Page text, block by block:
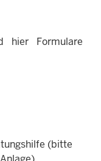
hier Formulare
(bitte